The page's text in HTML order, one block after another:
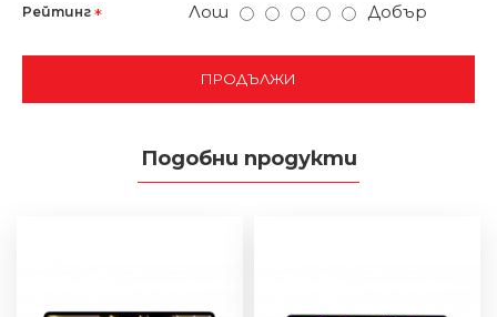
Рейтинг Лош Добър
ПРОДЪЛЖИ
Подобни продукти